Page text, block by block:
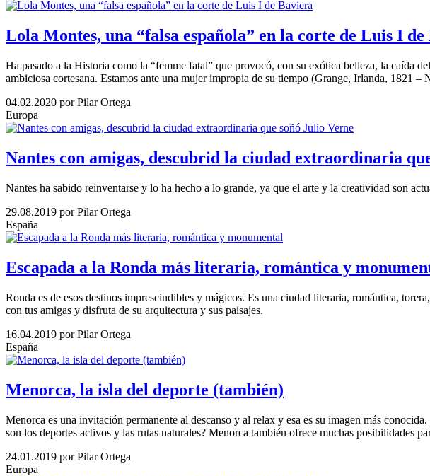
Lola Montes, una “falsa española” en la corte de Luis I
Ha pasado a la Historia como la “femme fatal” que provocó, con su exótica belleza, la caída
ambiciosa cortesana. Estamos ante una mujer impropia de su tiempo (Grange, Irlanda, 1821
04.02.2020 por Pilar Ortega
Europa
Nantes con amigas, descubrid la ciudad extraordinaria
Nantes ha sabido reinventarse y lo ha hecho a lo grande, ya que el arte y la creatividad son
29.08.2019 por Pilar Ortega
España
Escapada a la Ronda más literaria, romántica y
Ronda es de esos destinos imprescindibles y mágicos. Es una ciudad literaria, romántica,
con tus amigas y disfruta de su arquitectura y sus paisajes.
16.04.2019 por Pilar Ortega
España
Menorca, la isla del deporte (también)
Menorca es una invitación permanente al descanso y al relax y esa es su imagen más
son los deportes activos y las rutas naturales? Menorca también ofrece muchas posibilidades
24.01.2019 por Pilar Ortega
Europa